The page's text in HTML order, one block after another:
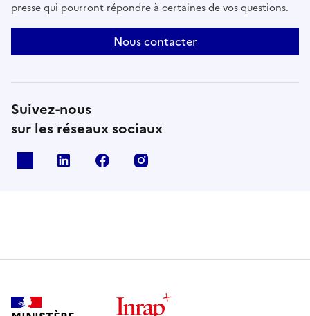
presse qui pourront répondre à certaines de vos questions.
Nous contacter
Suivez-nous
sur les réseaux sociaux
Linkedin Facebook